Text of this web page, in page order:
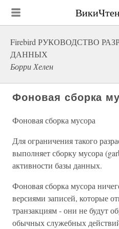
Firebird РУКОВОДСТВО
ДАННЫХ
Борри Хелен
Фоновая сборка
Фоновая сборка мусора
Для ограничения такого
выполняет сборку мусора
активности базы данных.
Фоновая сборка мусора
версиями записей, которые
транзакциям - они не будут
обычных служебных